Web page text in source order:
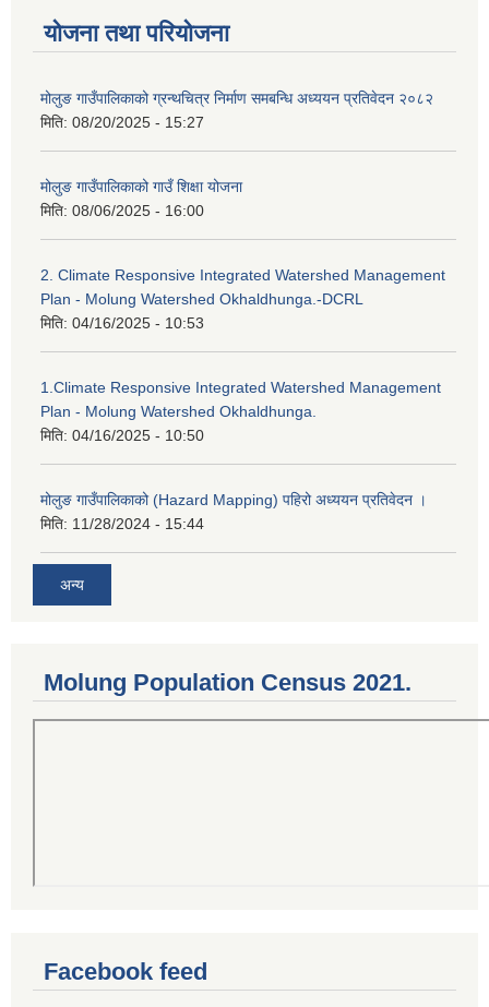
योजना तथा परियोजना
मोलुङ गाउँपालिकाको ग्रन्थचित्र निर्माण समबन्धि अध्ययन प्रतिवेदन २०८२
मिति: 08/20/2025 - 15:27
मोलुङ गाउँपालिकाको गाउँ शिक्षा योजना
मिति: 08/06/2025 - 16:00
2. Climate Responsive Integrated Watershed Management
Plan - Molung Watershed Okhaldhunga.-DCRL
मिति: 04/16/2025 - 10:53
1.Climate Responsive Integrated Watershed Management
Plan - Molung Watershed Okhaldhunga.
मिति: 04/16/2025 - 10:50
मोलुङ गाउँपालिकाको (Hazard Mapping) पहिरो अध्ययन प्रतिवेदन ।
मिति: 11/28/2024 - 15:44
अन्य
Molung Population Census 2021.
Facebook feed